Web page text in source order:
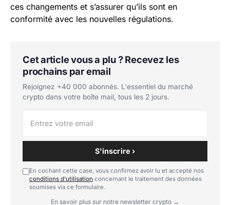
ces changements et s’assurer qu’ils sont en
conformité avec les nouvelles régulations.
Cet article vous a plu ? Recevez les
prochains par email
Rejoignez +40 000 abonnés. L'essentiel du marché
crypto dans votre boîte mail, tous les 2 jours.
S'inscrire ›
En cochant cette case, vous confirmez avoir lu et accepté nos
conditions d'utilisation concernant le traitement des données
soumises via ce formulaire.
En savoir plus sur notre newsletter crypto →